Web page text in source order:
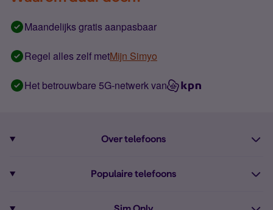
Maandelijks gratis aanpasbaar
Regel alles zelf metMijn Simyo
Het betrouwbare 5G-netwerk van
Over telefoons
Populaire telefoons